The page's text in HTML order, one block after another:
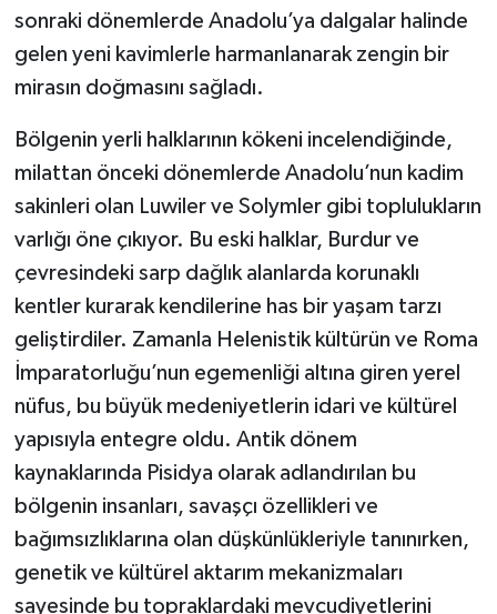
sonraki dönemlerde Anadolu’ya dalgalar halinde
gelen yeni kavimlerle harmanlanarak zengin bir
mirasın doğmasını sağladı.
Bölgenin yerli halklarının kökeni incelendiğinde,
milattan önceki dönemlerde Anadolu’nun kadim
sakinleri olan Luwiler ve Solymler gibi toplulukların
varlığı öne çıkıyor. Bu eski halklar, Burdur ve
çevresindeki sarp dağlık alanlarda korunaklı
kentler kurarak kendilerine has bir yaşam tarzı
geliştirdiler. Zamanla Helenistik kültürün ve Roma
İmparatorluğu’nun egemenliği altına giren yerel
nüfus, bu büyük medeniyetlerin idari ve kültürel
yapısıyla entegre oldu. Antik dönem
kaynaklarında Pisidya olarak adlandırılan bu
bölgenin insanları, savaşçı özellikleri ve
bağımsızlıklarına olan düşkünlükleriyle tanınırken,
genetik ve kültürel aktarım mekanizmaları
sayesinde bu topraklardaki mevcudiyetlerini